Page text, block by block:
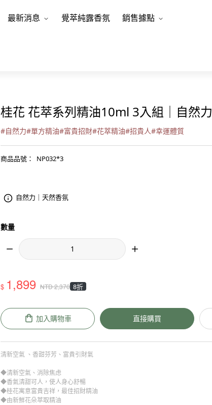
最新消息 覺萃純露香氛 銷售據點
桂花 花萃系列精油10ml 3入組｜自然力
#自然力#單方精油#富貴招財#花萃精油#招貴人#幸運體質
商品品號 ： NP032*3
自然力｜天然香氛
數量
$ 1,899 NTD2,370 8折
加入購物車 直接購買
清新空氣 、香甜芬芳、富貴引財氣
◆清新空氣、消除焦虑
◆香氣清甜可人，使人身心舒暢
◆桂花寓意富貴吉祥，最佳招財精油
◆由新鮮花朵萃取精油